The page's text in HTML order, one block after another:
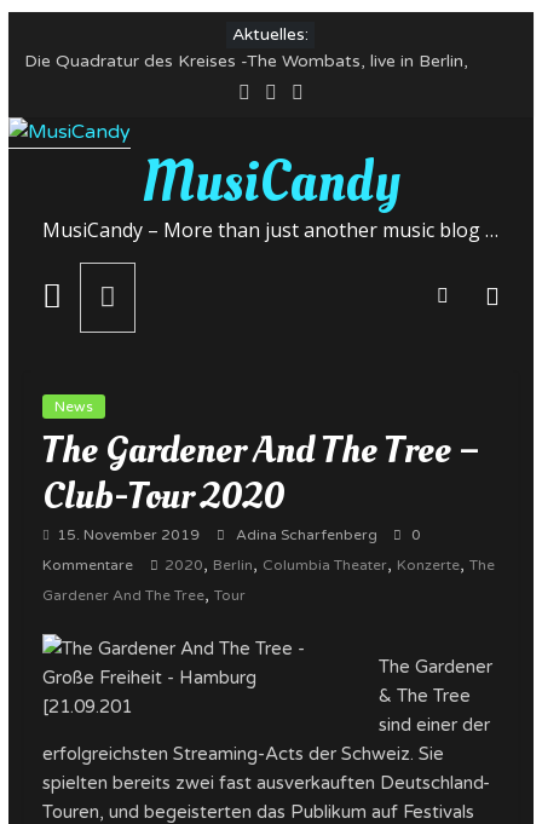
Inhalt
Aktuelles:
Die Quadratur des Kreises -The Wombats, live in Berlin,
Huxley’s neue Welt 07-Mai-22
Alles Gute zum Nicht-Geburtstag! Kapelle Petra, 03. Mai 22,
Club Stereo Nürnberg
In Bildern: Mortiis und Mayhem, 22. April 2022, Huxley’s
neue Welt, Berlin
The Wombats im Mai 2022 auf Deutschlandtour
Yungblud veröffentlicht neue Single – Deutschlandkonzerte
MusiCandy
MusiCandy – More than just another music blog …
News
The Gardener And The Tree –
Club-Tour 2020
15. November 2019 Adina Scharfenberg
0
Kommentare
2020, Berlin, Columbia Theater, Konzerte, The
Gardener And The Tree, Tour
The Gardener
& The Tree
sind einer der
erfolgreichsten Streaming-Acts der Schweiz. Sie
spielten bereits zwei fast ausverkauften Deutschland-
Touren, und begeisterten das Publikum auf Festivals